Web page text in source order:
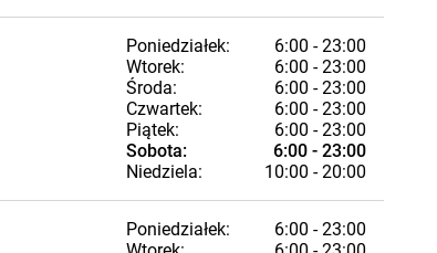
Poniedziałek:
6:00 - 23:00
Wtorek:
6:00 - 23:00
Środa:
6:00 - 23:00
Czwartek:
6:00 - 23:00
Piątek:
6:00 - 23:00
Sobota:
6:00 - 23:00
Niedziela:
10:00 - 20:00
Poniedziałek:
6:00 - 23:00